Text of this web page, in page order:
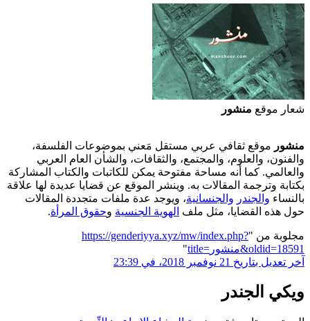
شعار موقع منشور
منشور موقع ثقافي عربي مستقل مَعني بموضوعات الفلسفة،
والفنون، والعلوم، والمجتمع، والثقافات، والشأن العام العربي
والعالمي. كما أنه مساحة مفتوحة يمكن للكاتبات والكتاب المشاركة
بكتابة وترجمة المقالات به. وينشر الموقع عن قضايا عديدة لها علاقة
بالنساء والجندر والجنسانية، ويوجد عدة ملفات متجددة المقالات
حول هذه القضايا، مثل ملف الهوية الجنسية وحقوق المرأة.
مجلوبة من "https://genderiyya.xyz/mw/index.php?
title=منشور&oldid=18591
"
آخر تعديل بتاريخ 21 نوفمبر 2018، في 23:39
ويكي الجندر